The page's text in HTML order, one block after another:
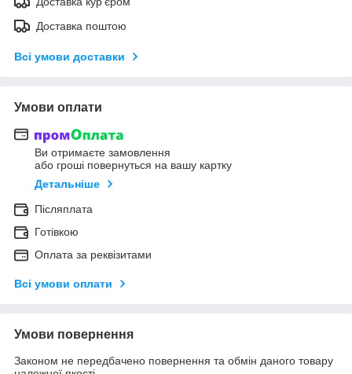
Доставка поштою
Всі умови доставки
Умови оплати
Ви отримаєте замовлення
або гроші повернуться на вашу картку
Детальніше
Післяплата
Готівкою
Оплата за реквізитами
Всі умови оплати
Умови повернення
Законом не передбачено повернення та обмін даного товару